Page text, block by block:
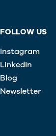
FOLLOW US
Instagram
LinkedIn
Blog
Newsletter